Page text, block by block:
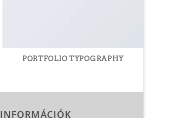
PORTFOLIO TYPOGRAPHY
INFORMÁCIÓK